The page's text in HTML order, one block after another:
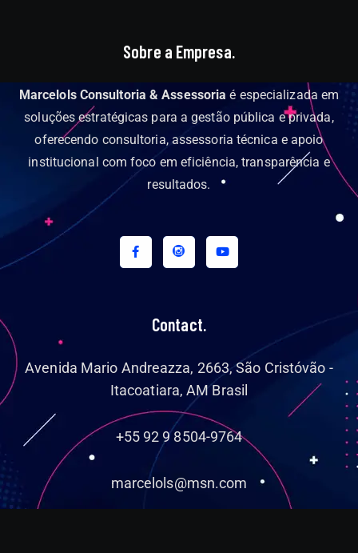
Sobre a Empresa.
Marcelols Consultoria & Assessoria é especializada em
soluções estratégicas para a gestão pública e privada,
oferecendo consultoria, assessoria técnica e apoio
institucional com foco em eficiência, transparência e
resultados.
Contact.
Avenida Mario Andreazza, 2663, São Cristóvão -
Itacoatiara, AM Brasil
+55 92 9 8504-9764
marcelols@msn.com